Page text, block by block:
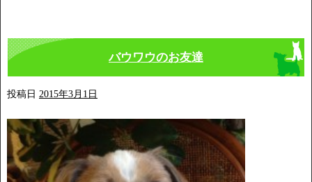
バウワウのお友達
投稿日 2015年3月1日